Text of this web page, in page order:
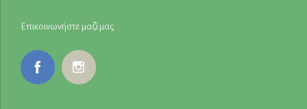
Επικοινωνήστε μαζί μας